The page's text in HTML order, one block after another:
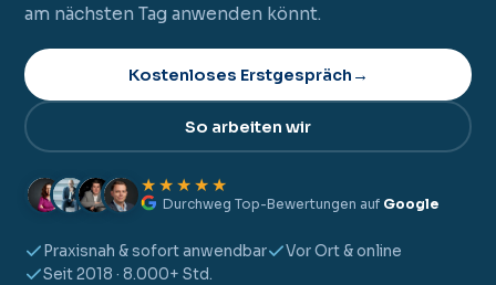
am nächsten Tag anwenden könnt.
Kostenloses Erstgespräch →
So arbeiten wir
★★★★★
Durchweg Top-Bewertungen auf Google
Praxisnah & sofort anwendbar
Vor Ort & online
Seit 2018 · 8.000+ Std.